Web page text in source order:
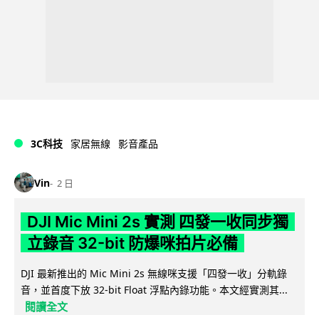
3C科技 家居無線 影音產品
Vin 2 日
DJI Mic Mini 2s 實測 四發一收同步獨
立錄音 32-bit 防爆咪拍片必備
DJI 最新推出的 Mic Mini 2s 無線咪支援「四發一收」分軌錄
音，並首度下放 32-bit Float 浮點內錄功能。本文經實測其...
閱讀全文